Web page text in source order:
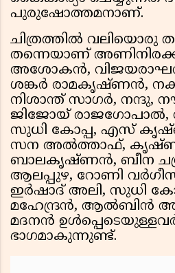
പുരുഷോത്തമനാണ്.
ചിത്രത്തിൽ വലിയൊരു
തന്നെയാണ്
അശോകൻ,
ശങ്കർ രാമകൃഷ്ണൻ,
നിശാന്ത് സാഗർ, നന്ദു,
ജിജോയ് രാജഗോപാൽ,
സുധി കോപ്പ, എസ്
സന അൽത്താഫ്,
ബാലകൃഷ്ണൻ, ബീന
ആലപ്പുഴ, റോണി
ഇർഷാദ് അലി, സുധി
മഹേന്ദ്രൻ, ആൽബിൻ
മദനൻ ഉൾപ്പെടെയുള്ളവർ
ഭാഗമാകുന്നുണ്ട്.